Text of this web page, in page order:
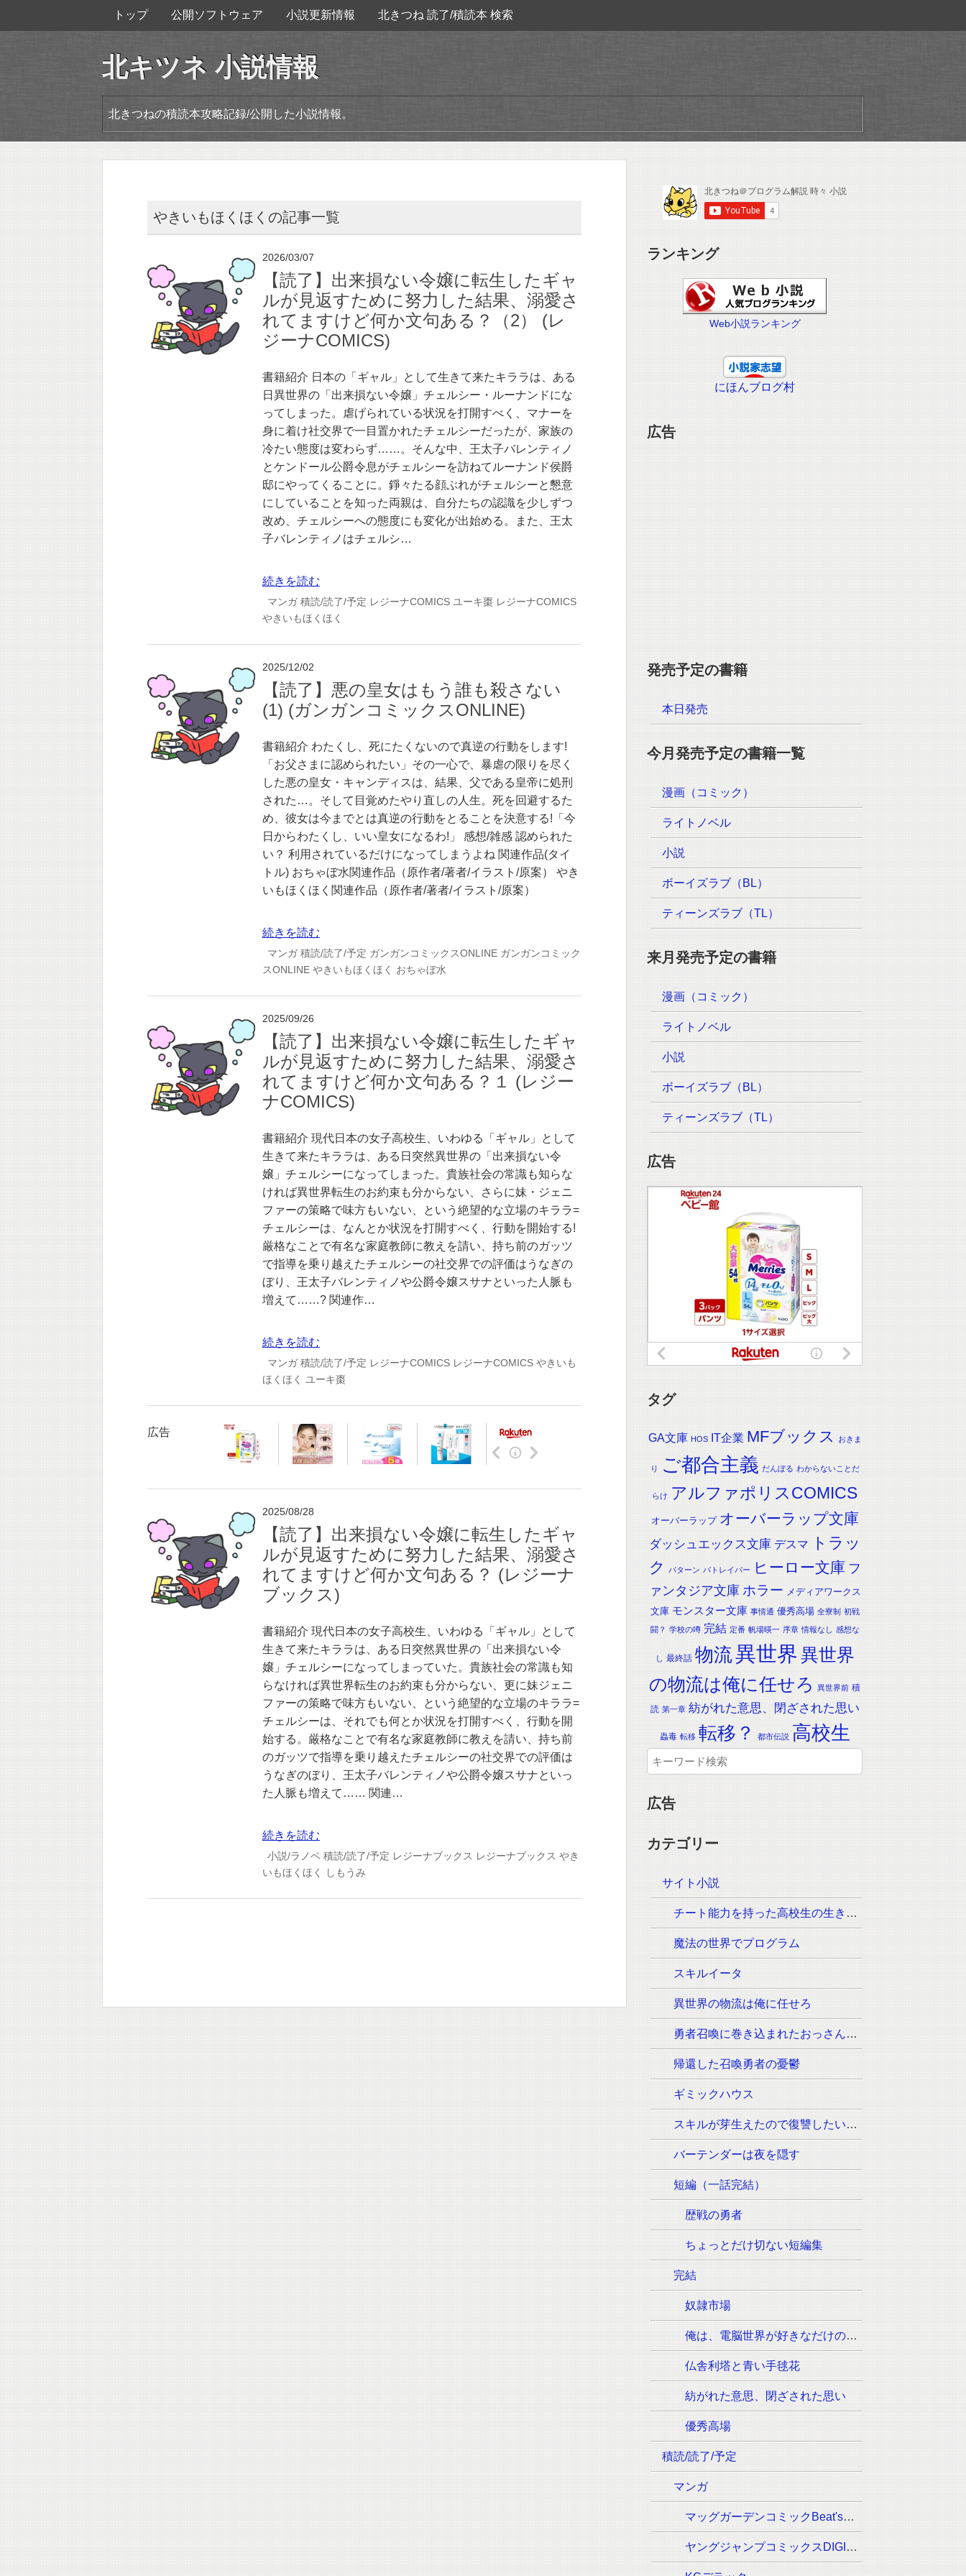
トップ 公開ソフトウェア 小説更新情報 北きつね 読了/積読本 検索
北キツネ 小説情報
北きつねの積読本攻略記録/公開した小説情報。
やきいもほくほくの記事一覧
2026/03/07
【読了】出来損ない令嬢に転生したギャ
ルが見返すために努力した結果、溺愛さ
れてますけど何か文句ある？（2） (レ
ジーナCOMICS)
書籍紹介 日本の「ギャル」として生きて来たキララは、ある
日異世界の「出来損ない令嬢」チェルシー・ルーナンドにな
ってしまった。虐げられている状況を打開すべく、マナーを
身に着け社交界で一目置かれたチェルシーだったが、家族の
冷たい態度は変わらず……。そんな中、王太子バレンティノ
とケンドール公爵令息がチェルシーを訪ねてルーナンド侯爵
邸にやってくることに。錚々たる顔ぶれがチェルシーと懇意
にしていることを知った両親は、自分たちの認識を少しずつ
改め、チェルシーへの態度にも変化が出始める。また、王太
子バレンティノはチェルシ…
続きを読む
マンガ 積読/読了/予定 レジーナCOMICS ユーキ棗 レジーナCOMICS
やきいもほくほく
2025/12/02
【読了】悪の皇女はもう誰も殺さない
(1) (ガンガンコミックスONLINE)
書籍紹介 わたくし、死にたくないので真逆の行動をします!
「お父さまに認められたい」その一心で、暴虐の限りを尽く
した悪の皇女・キャンディスは、結果、父である皇帝に処刑
された…。そして目覚めたやり直しの人生。死を回避するた
め、彼女は今までとは真逆の行動をとることを決意する!「今
日からわたくし、いい皇女になるわ!」 感想/雑感 認められた
い？ 利用されているだけになってしまうよね 関連作品(タイ
トル) おちゃぼ水関連作品（原作者/著者/イラスト/原案） やき
いもほくほく関連作品（原作者/著者/イラスト/原案）
続きを読む
マンガ 積読/読了/予定 ガンガンコミックスONLINE ガンガンコミック
スONLINE やきいもほくほく おちゃぼ水
2025/09/26
【読了】出来損ない令嬢に転生したギャ
ルが見返すために努力した結果、溺愛さ
れてますけど何か文句ある？１ (レジー
ナCOMICS)
書籍紹介 現代日本の女子高校生、いわゆる「ギャル」として
生きて来たキララは、ある日突然異世界の「出来損ない令
嬢」チェルシーになってしまった。貴族社会の常識も知らな
ければ異世界転生のお約束も分からない、さらに妹・ジェニ
ファーの策略で味方もいない、という絶望的な立場のキララ=
チェルシーは、なんとか状況を打開すべく、行動を開始する!
厳格なことで有名な家庭教師に教えを請い、持ち前のガッツ
で指導を乗り越えたチェルシーの社交界での評価はうなぎの
ぼり、王太子バレンティノや公爵令嬢スサナといった人脈も
増えて……? 関連作…
続きを読む
マンガ 積読/読了/予定 レジーナCOMICS レジーナCOMICS やきいも
ほくほく
ユーキ棗
広告
2025/08/28
【読了】出来損ない令嬢に転生したギャ
ルが見返すために努力した結果、溺愛さ
れてますけど何か文句ある？ (レジーナ
ブックス)
書籍紹介 現代日本の女子高校生、いわゆる「ギャル」として
生きて来たキララは、ある日突然異世界の「出来損ない令
嬢」チェルシーになってしまっていた。貴族社会の常識も知
らなければ異世界転生のお約束も分からない、更に妹ジェニ
ファーの策略で味方もいない、という絶望的な立場のキララ=
チェルシーは、それでも何とか状況を打開すべく、行動を開
始する。厳格なことで有名な家庭教師に教えを請い、持ち前
のガッツで指導を乗り越えたチェルシーの社交界での評価は
うなぎのぼり、王太子バレンティノや公爵令嬢スサナといっ
た人脈も増えて…… 関連…
続きを読む
小説/ラノベ 積読/読了/予定 レジーナブックス レジーナブックス やき
いもほくほく
しもうみ
ランキング
Web小説ランキング
にほんブログ村
広告
発売予定の書籍
本日発売
今月発売予定の書籍一覧
漫画（コミック）
ライトノベル
小説
ボーイズラブ（BL）
ティーンズラブ（TL）
来月発売予定の書籍
漫画（コミック）
ライトノベル
小説
ボーイズラブ（BL）
ティーンズラブ（TL）
広告
タグ
GA文庫 HOS IT企業 MFブックス おきま
り ご都合主義 だんぼる わからないことだ
らけ アルファポリスCOMICS
オーバーラップ オーバーラップ文庫
ダッシュエックス文庫 デスマ
トラッ
ク
パターン パトレイバー ヒーロー文庫 フ
ァンタジア文庫 ホラー メディアワークス
文庫 モンスター文庫 事情通 優秀高場 全寮制 初戦
闘？ 学校の噂 完結 定番 帆場暎一 序章 情報なし 感想な
し 最終話 物流異世界異世界
の物流は俺に任せろ
異世界前 積
読 第一章 紡がれた意思、閉ざされた思い
蟲毒 転移 転移？ 都市伝説 高校生
広告
カテゴリー
サイト小説
チート能力を持った高校生の生き残りをかけた長く短い七日間
魔法の世界でプログラム
スキルイータ
異世界の物流は俺に任せろ
勇者召喚に巻き込まれたおっさんはウォッシュの魔法（必須:ウィッシュのポーズ）しか使えません。
帰還した召喚勇者の憂鬱
ギミックハウス
スキルが芽生えたので復讐したいと思います
バーテンダーは夜を隠す
短編（一話完結）
歴戦の勇者
ちょっとだけ切ない短編集
完結
奴隷市場
俺は、電脳世界が好きなだけの一般人です
仏舎利塔と青い手毬花
紡がれた意思、閉ざされた思い
優秀高場
積読/読了/予定
マンガ
マッグガーデンコミックBeat'sシリーズ
ヤングジャンプコミックスDIGITAL